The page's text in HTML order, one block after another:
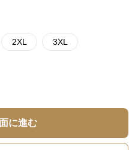
2XL 3XL
に進む